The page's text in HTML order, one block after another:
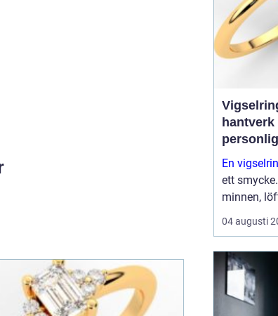
Vigselring
hantverk
En
ett
minnen,
framtiden.
djup.
ringen
04 augusti